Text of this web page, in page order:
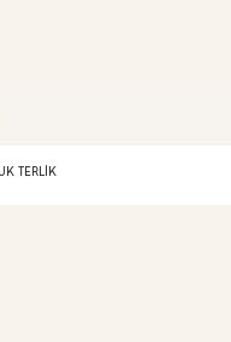
TERLIK